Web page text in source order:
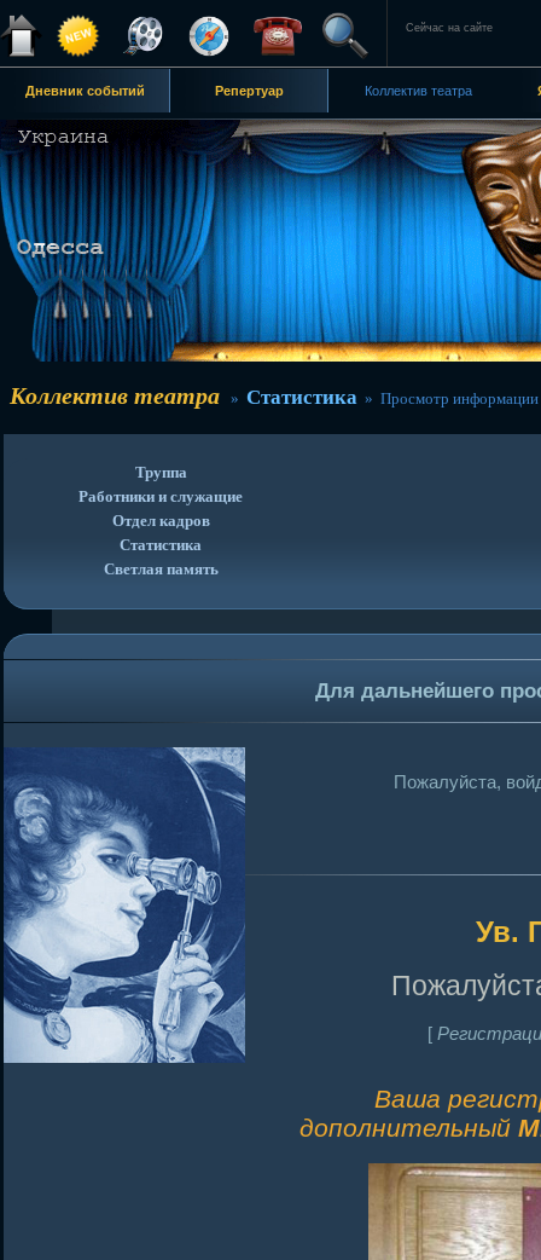
Сейчас на сайте
Дневник событий Репертуар Коллектив театра
Коллектив театра » Статистика » Просмотр
Труппа
Работники и служащие
Отдел кадров
Статистика
Светлая память
Для дальнейшего
Пожалуйста,
Ув.
[
Ваша
дополнительный